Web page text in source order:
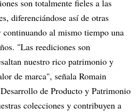
son totalmente fieles a las
diferenciándose así de otras
continuando al mismo tiempo una
"Las reediciones son
nuestro rico patrimonio y
de marca", señala Romain
de Producto y Patrimonio
colecciones y contribuyen a